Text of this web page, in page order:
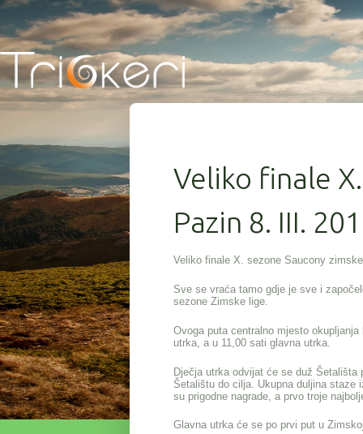
Veliko finale
Pazin 8. III.
Veliko finale X. sezone Saucony
Sve se vraća tamo gdje je sve i
sezone Zimske lige.
Ovoga puta centralno mjesto
utrka, a u 11,00 sati glavna utrka.
Dječja utrka odvijat će se duž Šetališta
Šetalištu do cilja. Ukupna duljina staze
su prigodne nagrade, a prvo troje
Glavna utrka će se po prvi put u